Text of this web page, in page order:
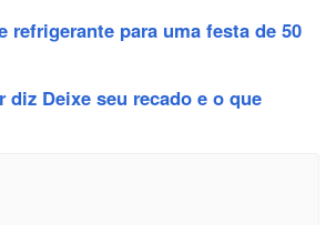
refrigerante para uma festa de 50
diz Deixe seu recado e o que